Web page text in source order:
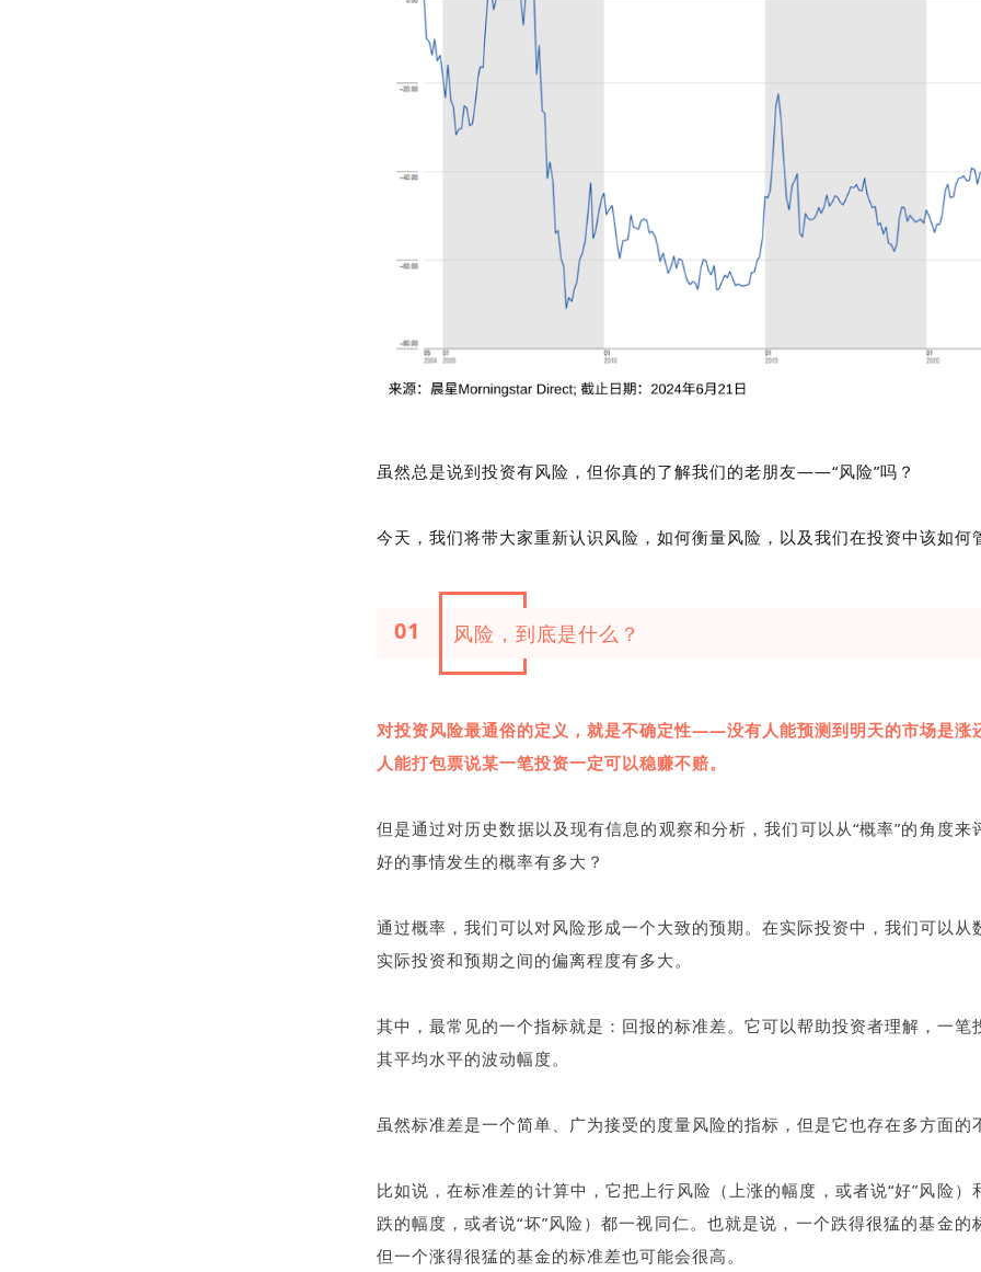
虽然总是说到投资有风险，但你真的了解我们的老朋友——“风险”吗？
今天，我们将带大家重新认识风险，如何衡量风险，以及我们在投资中该如
01 风险，到底是什么？
对投资风险最通俗的定义，就是不确定性——没有人能预测到明天的市场是涨
人能打包票说某一笔投资一定可以稳赚不赔。
但是通过对历史数据以及现有信息的观察和分析，我们可以从“概率”的角度
好的事情发生的概率有多大？
通过概率，我们可以对风险形成一个大致的预期。在实际投资中，我们可以从
实际投资和预期之间的偏离程度有多大。
其中，最常见的一个指标就是：回报的标准差。它可以帮助投资者理解，一笔
其平均水平的波动幅度。
虽然标准差是一个简单、广为接受的度量风险的指标，但是它也存在多方面
比如说，在标准差的计算中，它把上行风险（上涨的幅度，或者说“好”风险）
跌的幅度，或者说“坏”风险）都一视同仁。也就是说，一个跌得很猛的基金的
但一个涨得很猛的基金的标准差也可能会很高。